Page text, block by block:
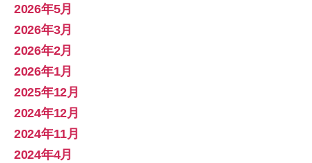
2026年5月
2026年3月
2026年2月
2026年1月
2025年12月
2024年12月
2024年11月
2024年4月